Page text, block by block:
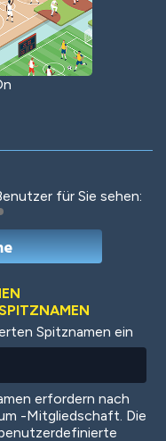
für Sie sehen:
Spitznamen ein
erfordern nach
-Mitgliedschaft. Die